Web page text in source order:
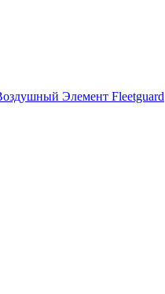
Элемент Fleetguard